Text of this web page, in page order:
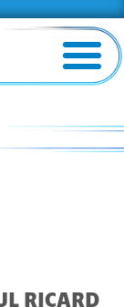
RICARD